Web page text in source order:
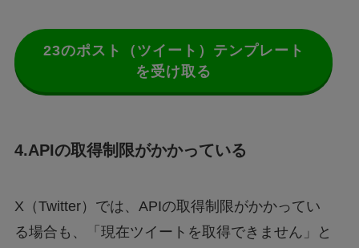
23のポスト（ツイート）テンプレート
を受け取る
4.APIの取得制限がかかっている
X（Twitter）では、APIの取得制限がかかってい
る場合も、「現在ツイートを取得できません」と